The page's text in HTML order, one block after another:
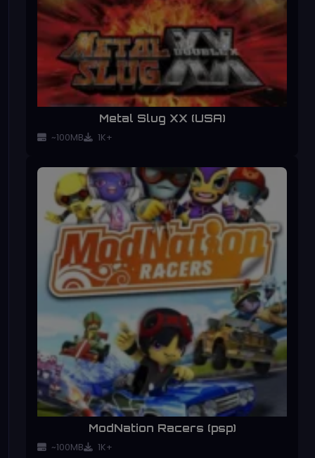
Metal Slug XX (USA)
~100MB 1K+
ModNation Racers (psp)
~100MB 1K+